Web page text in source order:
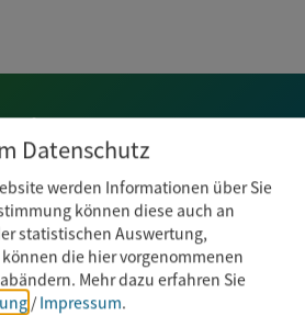
Datenschutz
werden Informationen über Sie
können diese auch an
statistischen Auswertung,
die hier vorgenommenen
Mehr dazu erfahren Sie
/ Impressum.